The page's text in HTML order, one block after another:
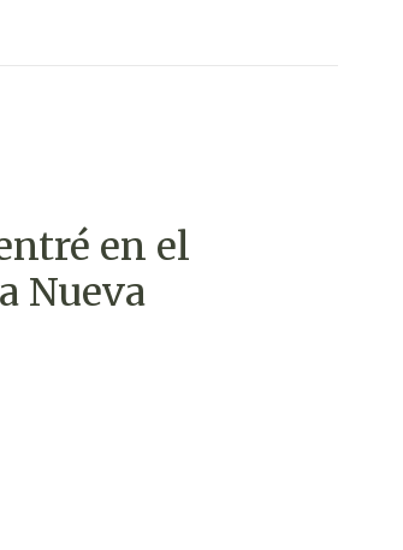
en el
Nueva